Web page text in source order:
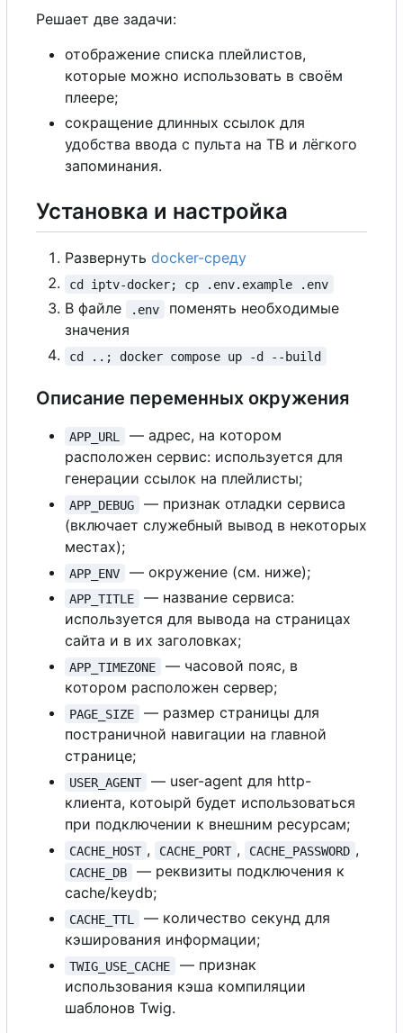
Решает две задачи:
отображение списка плейлистов,
которые можно использовать в своём
плеере;
сокращение длинных ссылок для
удобства ввода с пульта на ТВ и лёгкого
запоминания.
Установка и настройка
Развернуть docker-среду
cd iptv-docker; cp .env.example .env
В файле .env
поменять необходимые
значения
cd ..; docker compose up -d --build
Описание переменных окружения
APP_URL
— адрес, на котором
расположен сервис: используется для
генерации ссылок на плейлисты;
APP_DEBUG
— признак отладки сервиса
(включает служебный вывод в некоторых
местах);
APP_ENV — окружение (см. ниже);
APP_TITLE
— название сервиса:
используется для вывода на страницах
сайта и в их заголовках;
APP_TIMEZONE
— часовой пояс, в
котором расположен сервер;
PAGE_SIZE
— размер страницы для
постраничной навигации на главной
странице;
USER_AGENT
— user-agent для http-
клиента, котоырй будет использоваться
при подключении к внешним ресурсам;
CACHE_HOST , CACHE_PORT , CACHE_PASSWORD ,
CACHE_DB
— реквизиты подключения к
cache/keydb;
CACHE_TTL
— количество секунд для
кэширования информации;
TWIG_USE_CACHE
— признак
использования кэша компиляции
шаблонов Twig.